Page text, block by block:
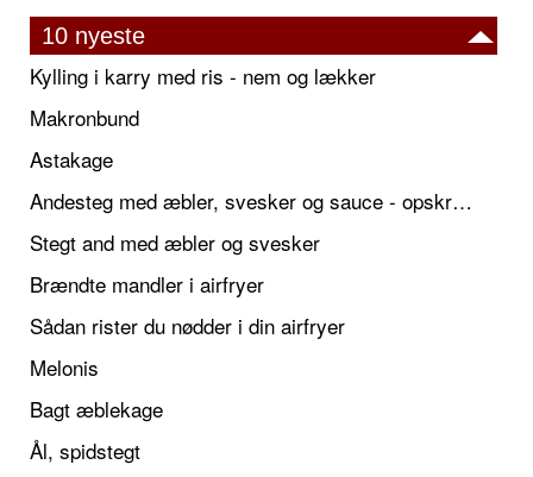
10 nyeste
Kylling i karry med ris - nem og lækker
Makronbund
Astakage
Andesteg med æbler, svesker og sauce - opskrift også til jul
Stegt and med æbler og svesker
Brændte mandler i airfryer
Sådan rister du nødder i din airfryer
Melonis
Bagt æblekage
Ål, spidstegt